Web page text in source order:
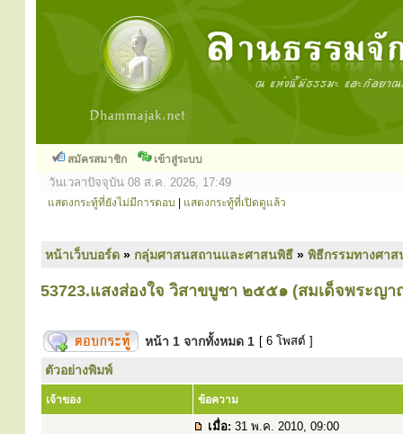
สมัครสมาชิก เข้าสู่ระบบ
วันเวลาปัจจุบัน 08 ส.ค. 2026, 17:49
แสดงกระทู้ที่ยังไม่มีการตอบ แสดงกระทู้ที่เปิดดูแล้ว
หน้าเว็บบอร์ด » กลุ่มศาสนสถานและศาสนพิธี » พิธีกรรมทางศา
53723.แสงส่องใจ วิสาขบูชา ๒๕๕๑ (สมเด็จพระญา
หน้า 1 จากทั้งหมด 1 [ 6 โพสต์ ]
ตัวอย่างพิมพ์
เจ้าของ ข้อความ
เมื่อ: 31 พ.ค. 2010, 09:00